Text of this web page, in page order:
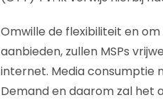
Omwille de flexibiliteit en
aanbieden, zullen MSPs
internet. Media consumptie
Demand en daarom zal het